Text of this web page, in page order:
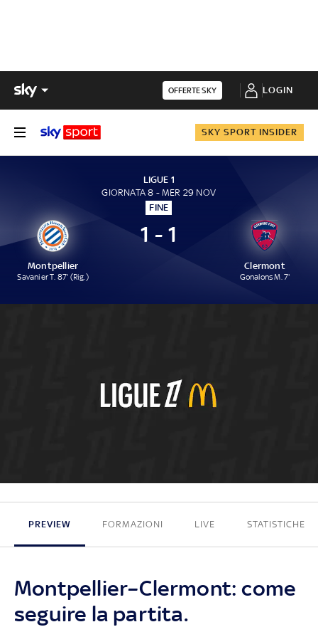
OFFERTE SKY LOGIN
SKY SPORT INSIDER
LIGUE 1
GIORNATA 8 - MER 29 NOV
FINE
Montpellier
Savanier T. 87' (Rig.)
1 - 1
Clermont
Gonalons M. 7'
1 - 1
PREVIEW FORMAZIONI LIVE STATISTICHE
Montpellier–Clermont: come
seguire la partita.